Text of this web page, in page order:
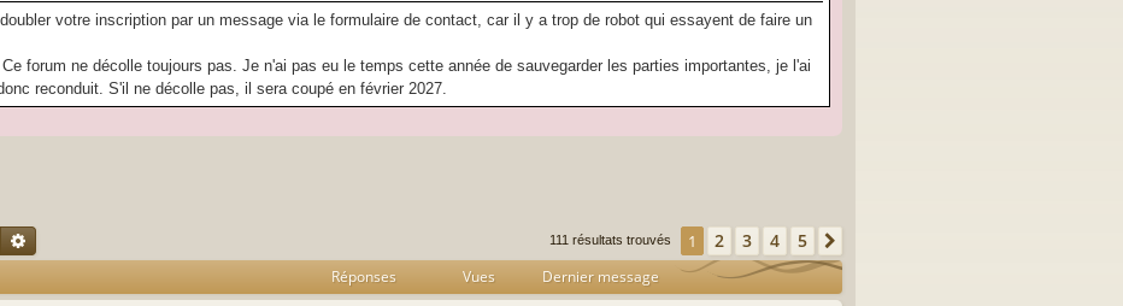
votre inscription par un message via le formulaire de contact, car il y a trop de robot qui essayent de faire un
Ce forum ne décolle toujours pas. Je n'ai pas eu le temps cette année de sauvegarder les parties importantes, je l'ai
reconduit. S'il ne décolle pas, il sera coupé en février 2027.
Recherche avancée 111 résultats trouvés 1 2 3 4 5
Réponses Vues Dernier message